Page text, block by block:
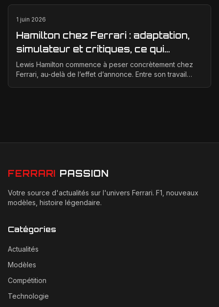
1 juin 2026
Hamilton chez Ferrari : adaptation,
simulateur et critiques, ce qui
change vraiment pour la Scuderia
Lewis Hamilton commence à peser concrètement chez
Ferrari, au-delà de l’effet d’annonce. Entre son travail
FERRARI PASSION
Votre source d'actualités sur l'univers Ferrari. F1, nouveaux
modèles, histoire légendaire.
Catégories
Actualités
Modèles
Compétition
Technologie